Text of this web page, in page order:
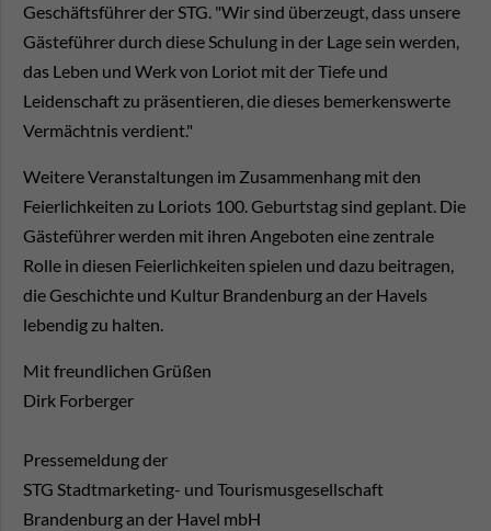
Geschäftsführer der STG. "Wir sind überzeugt, dass unsere
Gästeführer durch diese Schulung in der Lage sein werden,
das Leben und Werk von Loriot mit der Tiefe und
Leidenschaft zu präsentieren, die dieses bemerkenswerte
Vermächtnis verdient."
Weitere Veranstaltungen im Zusammenhang mit den
Feierlichkeiten zu Loriots 100. Geburtstag sind geplant. Die
Gästeführer werden mit ihren Angeboten eine zentrale
Rolle in diesen Feierlichkeiten spielen und dazu beitragen,
die Geschichte und Kultur Brandenburg an der Havels
lebendig zu halten.
Mit freundlichen Grüßen
Dirk Forberger
Pressemeldung der
STG Stadtmarketing- und Tourismusgesellschaft
Brandenburg an der Havel mbH